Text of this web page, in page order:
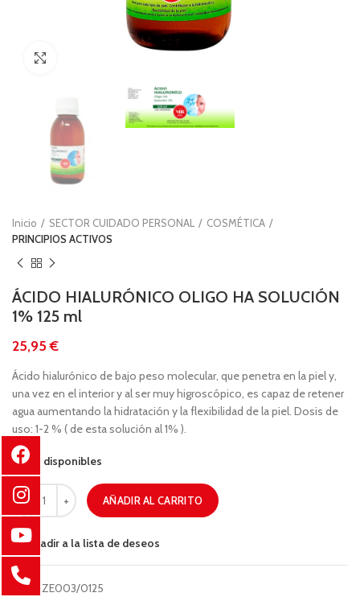
Inicio SECTOR CUIDADO PERSONAL
COSMÉTICA
PRINCIPIOS ACTIVOS
ÁCIDO HIALURÓNICO OLIGO HA SOLUCIÓN
1% 125 ml
€
Ácido hialurónico de bajo peso molecular, que penetra en la piel y,
una vez en el interior y al ser muy higroscópico, es capaz de retener
agua aumentando la hidratación y la flexibilidad de la piel. Dosis de
uso: 1-2 % ( de esta solución al 1% ).
34 disponibles
AÑADIR AL CARRITO
Añadir a la lista de deseos
COD: ZE003/0125